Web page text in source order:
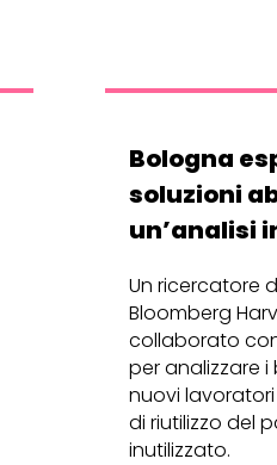
Bologna
soluzioni
un’analisi
Un ricercatore
Bloomberg
collaborato
per analizzare
nuovi
di riutilizzo del
inutilizzato.